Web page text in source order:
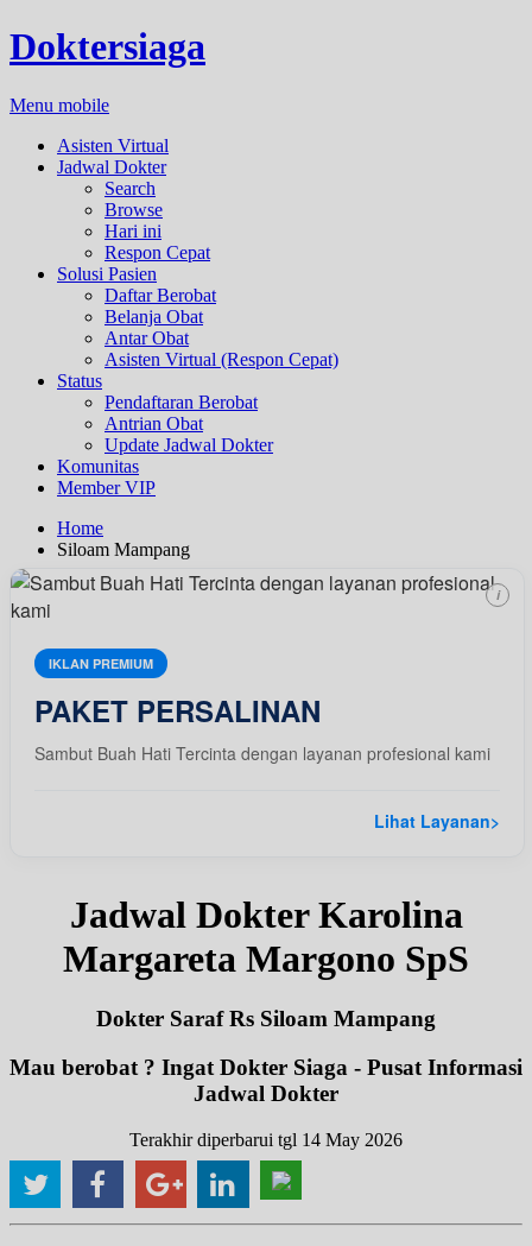
Doktersiaga
Menu mobile
Asisten Virtual
Jadwal Dokter
Search
Browse
Hari ini
Respon Cepat
Solusi Pasien
Daftar Berobat
Belanja Obat
Antar Obat
Asisten Virtual (Respon Cepat)
Status
Pendaftaran Berobat
Antrian Obat
Update Jadwal Dokter
Komunitas
Member VIP
Home
Siloam Mampang
IKLAN PREMIUM
PAKET PERSALINAN
Sambut Buah Hati Tercinta dengan layanan profesional kami
Lihat Layanan>
i
Jadwal Dokter Karolina
Margareta Margono SpS
Dokter Saraf Rs Siloam Mampang
Mau berobat ? Ingat Dokter Siaga - Pusat Informasi
Jadwal Dokter
Terakhir diperbarui tgl 14 May 2026